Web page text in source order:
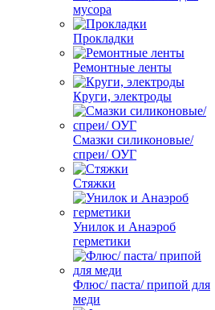
мусора
Прокладки
Ремонтные ленты
Круги, электроды
Смазки силиконовые/
спреи/ ОУГ
Стяжки
Унилок и Анаэроб
герметики
Флюс/ паста/ припой для
меди